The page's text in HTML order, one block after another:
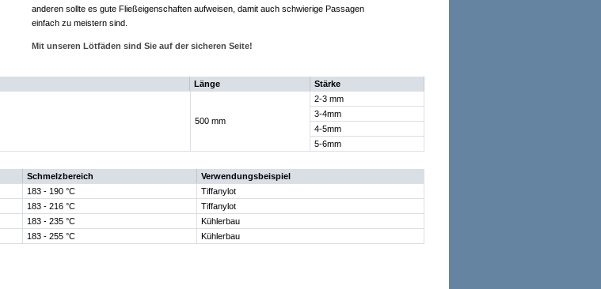
anderen sollte es gute Fließeigenschaften aufweisen, damit auch schwierige Passagen
einfach zu meistern sind.
Mit unseren Lötfäden sind Sie auf der sicheren Seite!
Länge Stärke
500 mm
2-3 mm
3-4mm
4-5mm
5-6mm
Schmelzbereich
Verwendungsbeispiel
183 - 190 °C
Tiffanylot
183 - 216 °C
Tiffanylot
183 - 235 °C
Kühlerbau
183 - 255 °C Kühlerbau